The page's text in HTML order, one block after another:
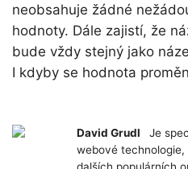
neobsahuje žádné
hodnoty. Dále zajistí, že
bude vždy stejný jako
I kdyby se hodnota
David Grudl
Je
webové